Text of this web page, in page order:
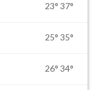
23° 37°
25° 35°
26° 34°